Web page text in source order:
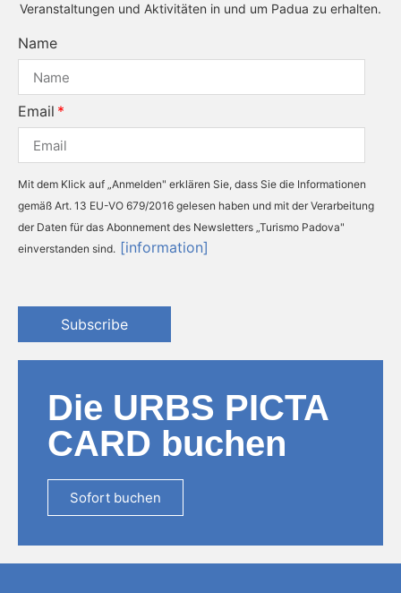
Veranstaltungen und Aktivitäten in und um Padua zu erhalten.
Name
Email
Mit dem Klick auf „Anmelden" erklären Sie, dass Sie die Informationen
gemäß Art. 13 EU-VO 679/2016 gelesen haben und mit der Verarbeitung
der Daten für das Abonnement des Newsletters „Turismo Padova"
einverstanden sind. [information]
Subscribe
Die URBS PICTA
CARD buchen
Sofort buchen